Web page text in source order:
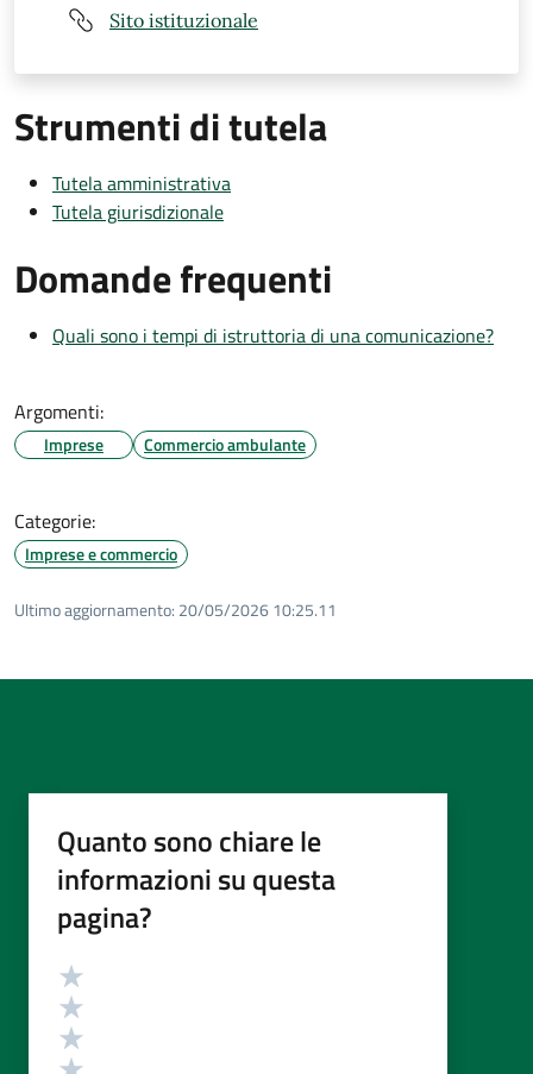
Sito istituzionale
Strumenti di tutela
Tutela amministrativa
Tutela giurisdizionale
Domande frequenti
Quali sono i tempi di istruttoria di una comunicazione?
Argomenti:
Imprese Commercio ambulante
Categorie:
Imprese e commercio
Ultimo aggiornamento: 20/05/2026 10:25.11
Quanto sono chiare le
informazioni su questa
pagina?
Valutazione